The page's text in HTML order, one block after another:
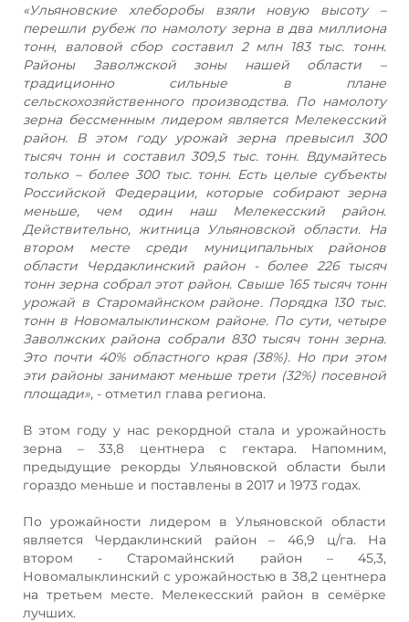
«Ульяновские хлеборобы взяли новую высоту –
перешли рубеж по намолоту зерна в два миллиона
тонн, валовой сбор составил 2 млн 183 тыс. тонн.
Районы Заволжской зоны нашей области –
традиционно сильные в плане
сельскохозяйственного производства. По намолоту
зерна бессменным лидером является Мелекесский
район. В этом году урожай зерна превысил 300
тысяч тонн и составил 309,5 тыс. тонн. Вдумайтесь
только – более 300 тыс. тонн. Есть целые субъекты
Российской Федерации, которые собирают зерна
меньше, чем один наш Мелекесский район.
Действительно, житница Ульяновской области. На
втором месте среди муниципальных районов
области Чердаклинский район - более 226 тысяч
тонн зерна собрал этот район. Свыше 165 тысяч тонн
урожай в Старомайнском районе. Порядка 130 тыс.
тонн в Новомалыклинском районе. По сути, четыре
Заволжских района собрали 830 тысяч тонн зерна.
Это почти 40% областного края (38%). Но при этом
эти районы занимают меньше трети (32%) посевной
площади», - отметил глава региона.
В этом году у нас рекордной стала и урожайность
зерна – 33,8 центнера с гектара. Напомним,
предыдущие рекорды Ульяновской области были
гораздо меньше и поставлены в 2017 и 1973 годах.
По урожайности лидером в Ульяновской области
является Чердаклинский район – 46,9 ц/га. На
втором - Старомайнский район – 45,3,
Новомалыклинский с урожайностью в 38,2 центнера
на третьем месте. Мелекесский район в семёрке
лучших.